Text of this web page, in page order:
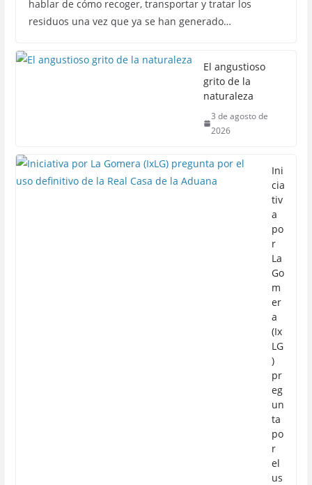
hablar de cómo recoger, transportar y tratar los
residuos una vez que ya se han generado…
El angustioso
grito de la
naturaleza
3 de agosto de
2026
Ini
cia
tiv
a
po
r
La
Go
m
er
a
(Ix
LG
)
pr
eg
un
ta
po
r
el
us